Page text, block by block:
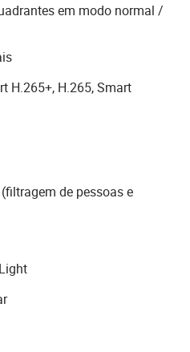
em modo normal /
H.265+, H.265, Smart
de pessoas e